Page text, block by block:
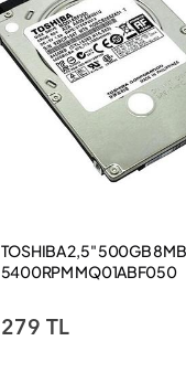
TOSHIBA 2,5" 500GB 8MB
5400RPM MQ01ABF050
279 TL